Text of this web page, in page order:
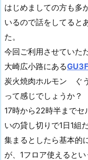
はじめましての方も多
いるので話をしてると
た。
今回ご利用させていた
大崎広小路にあるGU3F
炭火焼肉ホルモン ぐ
って感じでしょうか？
17時から22時半までセ
いの貸し切りで1日1組
集まるとしたら基本的
が、1フロア使えると